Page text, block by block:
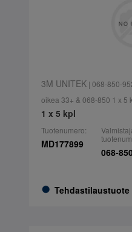
3M UNITEK| 068-850-
oikea 33+ & 068-850 1 x 5
1 x 5 kpl
Tuotenumero:
MD177899
Tehdastilaustuote
068-